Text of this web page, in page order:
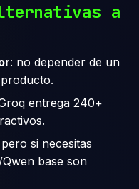
a
: no depender de un
entrega 240+
si necesitas
base son